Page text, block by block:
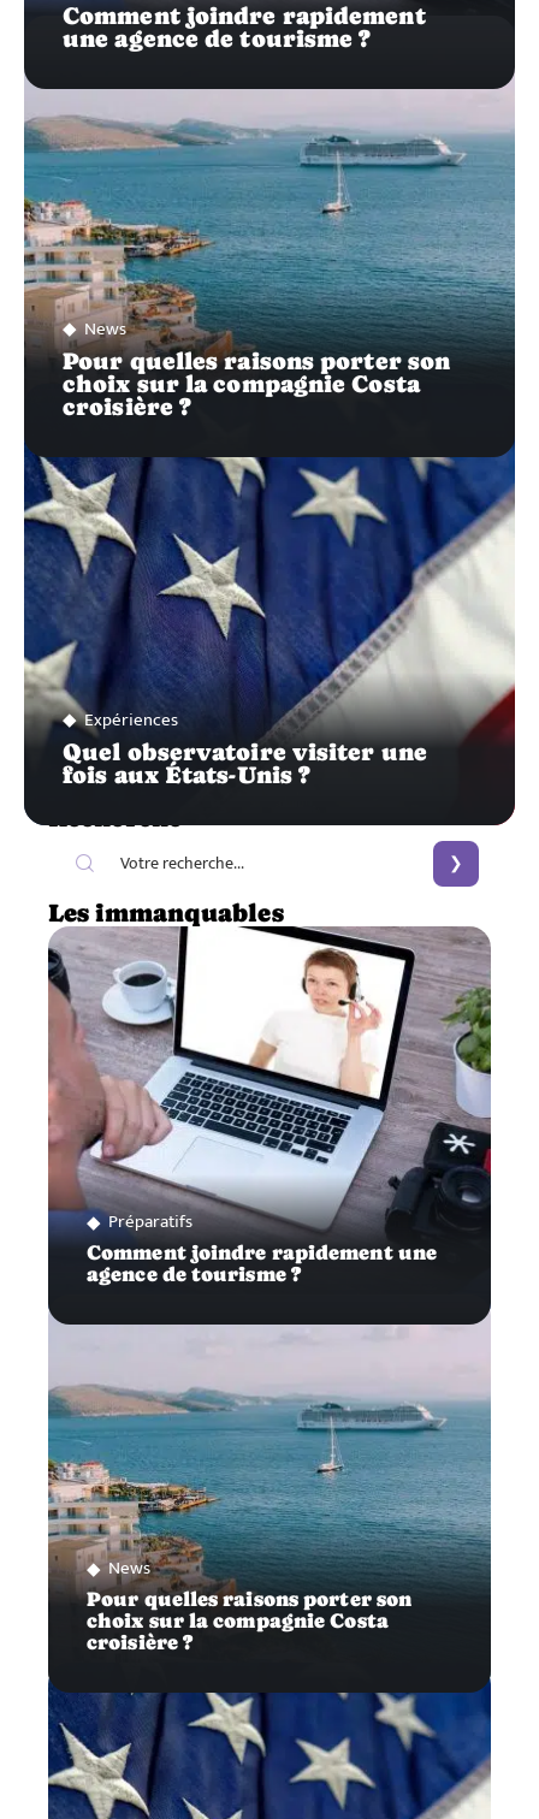
Comment joindre rapidement
une agence de tourisme ?
News
Pour quelles raisons porter son
choix sur la compagnie Costa
croisière ?
Expériences
Quel observatoire visiter une
fois aux États-Unis ?
Recherche
Les immanquables
Préparatifs
Comment joindre rapidement une
agence de tourisme ?
News
Pour quelles raisons porter son
choix sur la compagnie Costa
croisière ?